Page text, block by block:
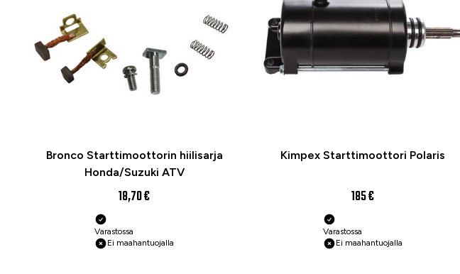
Bronco Starttimoottorin hiilisarja
Honda/Suzuki ATV
18,70 €
Varastossa
Ei maahantuojalla
Kimpex Starttimoottori Polaris
185 €
Varastossa
Ei maahantuojalla